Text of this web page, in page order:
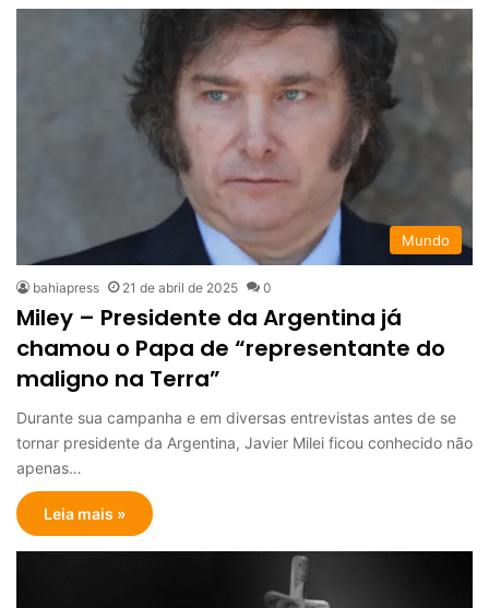
Mundo
bahiapress 21 de abril de 2025 0
Miley – Presidente da Argentina já
chamou o Papa de “representante do
maligno na Terra”
Durante sua campanha e em diversas entrevistas antes de se
tornar presidente da Argentina, Javier Milei ficou conhecido não
apenas…
Leia mais »